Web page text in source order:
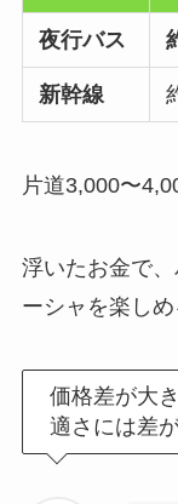
夜行バス
新幹線
片道3,000〜
浮いたお金で
ーシャを楽し
価格差が大
適さには差